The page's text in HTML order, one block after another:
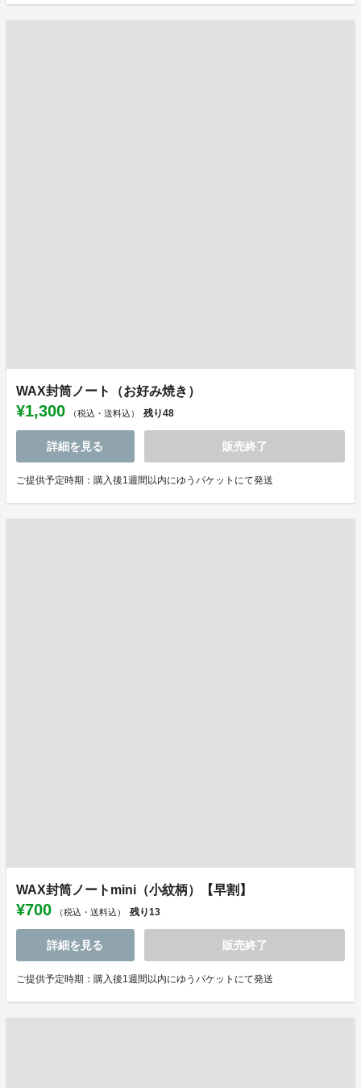
WAX封筒ノート（お好み焼き）
¥1,300 （税込・送料込） 残り48
詳細を見る 販売終了
ご提供予定時期：購入後1週間以内にゆうパケットにて発送
WAX封筒ノートmini（小紋柄）【早割】
¥700 （税込・送料込） 残り13
詳細を見る 販売終了
ご提供予定時期：購入後1週間以内にゆうパケットにて発送